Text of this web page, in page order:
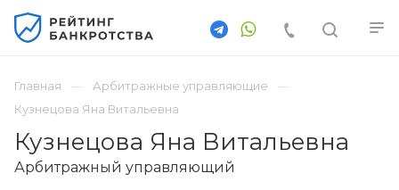
Главная
Арбитражные управляющие
Кузнецова Яна Витальевна
Кузнецова Яна Витальевна
Арбитражный управляющий